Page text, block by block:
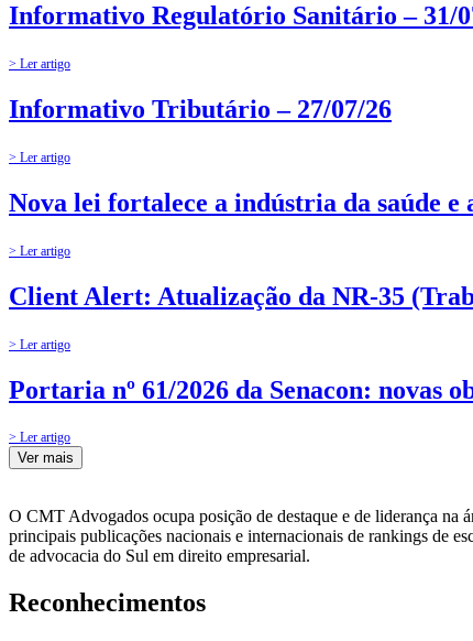
Informativo Regulatório Sanitário – 31/
> Ler artigo
Informativo Tributário – 27/07/26
> Ler artigo
Nova lei fortalece a indústria da saúde
> Ler artigo
Client Alert: Atualização da NR-35
> Ler artigo
Portaria nº 61/2026 da Senacon: novas
> Ler artigo
Ver mais
O CMT Advogados ocupa posição de destaque e de liderança na
principais publicações nacionais e internacionais de rankings de
de advocacia do Sul em direito empresarial.
Reconhecimentos